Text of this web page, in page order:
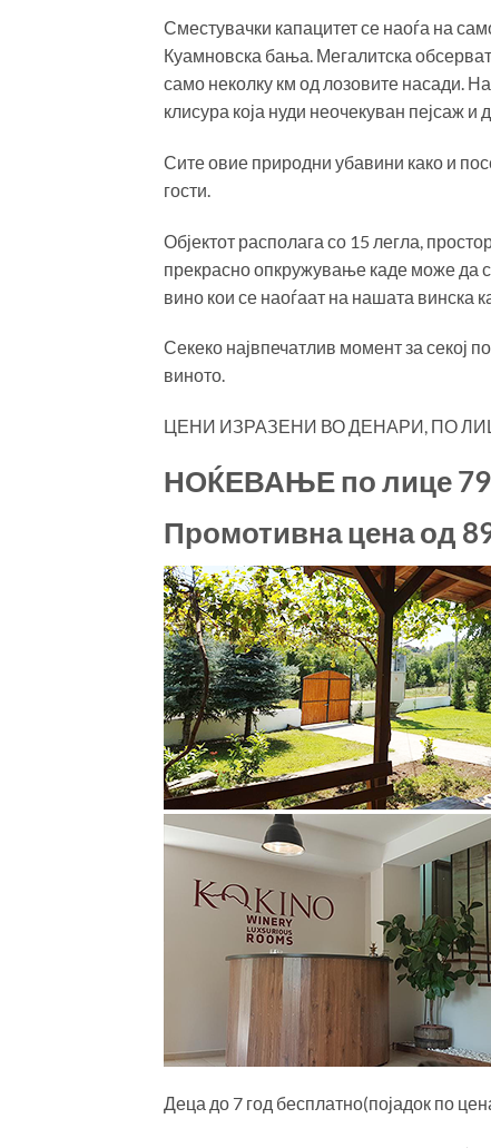
Сместувачки капацитет се наоѓа на
Куамновска бања. Мегалитска
само неколку км од лозовите насади.
клисура која нуди неочекуван пејсаж
Сите овие природни убавини како и
гости.
Објектот располага со 15 легла,
прекрасно опкружување каде може да
вино кои се наоѓаат на нашата винска
Секеко највпечатлив момент за секој
виното.
ЦЕНИ ИЗРАЗЕНИ ВО ДЕНАРИ, ПО
НОЌЕВАЊЕ по лице
Промотивна цена од
Деца до 7 год бесплатно(појадок по